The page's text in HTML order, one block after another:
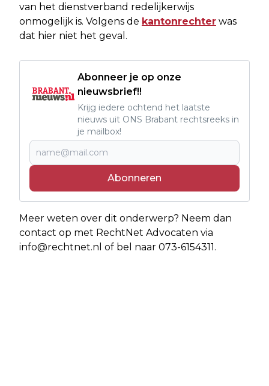
van het dienstverband redelijkerwijs
onmogelijk is. Volgens de kantonrechter was
dat hier niet het geval.
Abonneer je op onze
nieuwsbrief!!
Krijg iedere ochtend het laatste
nieuws uit ONS Brabant rechtsreeks in
je mailbox!
Abonneren
Meer weten over dit onderwerp? Neem dan
contact op met RechtNet Advocaten via
info@rechtnet.nl of bel naar 073-6154311.